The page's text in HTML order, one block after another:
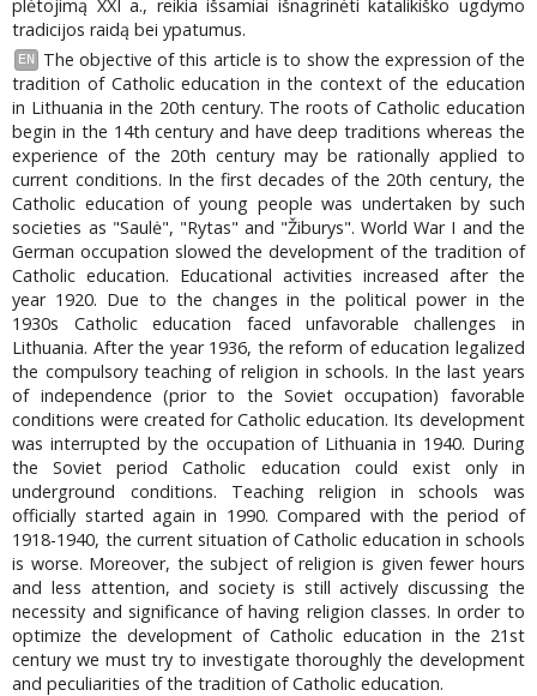
plėtojimą XXI a., reikia išsamiai išnagrinėti katalikiško ugdymo
tradicijos raidą bei ypatumus.
EN
The objective of this article is to show the expression of the
tradition of Catholic education in the context of the education
in Lithuania in the 20th century. The roots of Catholic education
begin in the 14th century and have deep traditions whereas the
experience of the 20th century may be rationally applied to
current conditions. In the first decades of the 20th century, the
Catholic education of young people was undertaken by such
societies as "Saulė", "Rytas" and "Žiburys". World War I and the
German occupation slowed the development of the tradition of
Catholic education. Educational activities increased after the
year 1920. Due to the changes in the political power in the
1930s Catholic education faced unfavorable challenges in
Lithuania. After the year 1936, the reform of education legalized
the compulsory teaching of religion in schools. In the last years
of independence (prior to the Soviet occupation) favorable
conditions were created for Catholic education. Its development
was interrupted by the occupation of Lithuania in 1940. During
the Soviet period Catholic education could exist only in
underground conditions. Teaching religion in schools was
officially started again in 1990. Compared with the period of
1918-1940, the current situation of Catholic education in schools
is worse. Moreover, the subject of religion is given fewer hours
and less attention, and society is still actively discussing the
necessity and significance of having religion classes. In order to
optimize the development of Catholic education in the 21st
century we must try to investigate thoroughly the development
and peculiarities of the tradition of Catholic education.